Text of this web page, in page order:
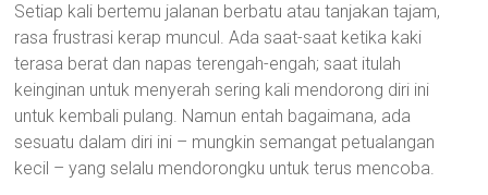
Setiap kali bertemu jalanan berbatu atau tanjakan tajam,
rasa frustrasi kerap muncul. Ada saat-saat ketika kaki
terasa berat dan napas terengah-engah; saat itulah
keinginan untuk menyerah sering kali mendorong diri ini
untuk kembali pulang. Namun entah bagaimana, ada
sesuatu dalam diri ini – mungkin semangat petualangan
kecil – yang selalu mendorongku untuk terus mencoba.